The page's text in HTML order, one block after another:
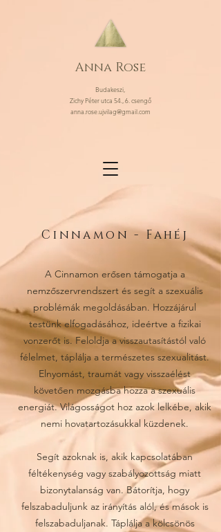
Anna Rose
Budakeszi,
Zichy Péter utca 54., 6. csengő
anna.rose.ujvilag@gmail.com
Cinnamon - Fahéj
A Cinnamon erősen támogatja a
nemzőszervrendszert és segít a szexuális
problémák megoldásában. Hozzájárul
testünk elfogadásához, ideértve a fizikai
vonzerőt is. Feloldja a visszautasítástól való
félelmet, táplálja a természetes szexualitást.
Elnyomást, traumát vagy visszaélést
követően mozgásba hozza a szexuális
energiát. Világosságot hoz azok lelkébe, akik
nemi hovatartozásukkal küzdenek.
Segít azoknak is, akik kapcsolatában
féltékenység vagy szabályozottság miatt
bizonytalanság van. Bátorítja, hogy
felszabaduljunk az irányítás alól, és mások is
felszabaduljanak. Táplálja a kölcsönös